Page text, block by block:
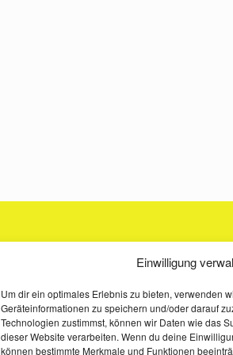
Einwilligung
Um dir ein optimales Erlebnis zu bieten, verwenden
Geräteinformationen zu speichern und/oder darauf
Technologien zustimmst, können wir Daten wie das
dieser Website verarbeiten. Wenn du deine
können bestimmte Merkmale und Funktionen